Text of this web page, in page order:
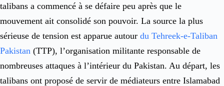
talibans a commencé à se défaire peu après que le
mouvement ait consolidé son pouvoir. La source la plus
sérieuse de tension est apparue autour du Tehreek-e-Taliban
Pakistan (TTP), l’organisation militante responsable de
nombreuses attaques à l’intérieur du Pakistan. Au départ, les
talibans ont proposé de servir de médiateurs entre Islamabad